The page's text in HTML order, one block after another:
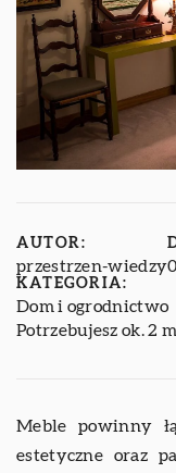
AUTOR:
przestrzen-wiedzy
KATEGORIA:
Dom i ogrodnictwo
Potrzebujesz ok. 2
Meble powinny
estetyczne oraz